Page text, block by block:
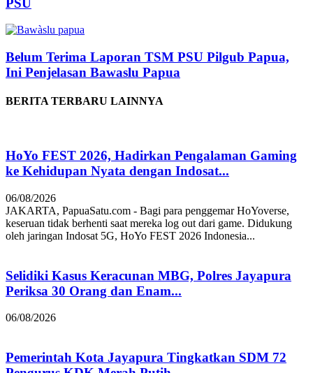
Belum Terima Laporan TSM PSU Pilgub Papua,
Ini Penjelasan Bawaslu Papua
BERITA TERBARU LAINNYA
HoYo FEST 2026, Hadirkan Pengalaman Gaming
ke Kehidupan Nyata dengan Indosat...
06/08/2026
JAKARTA, PapuaSatu.com - Bagi para penggemar HoYoverse,
keseruan tidak berhenti saat mereka log out dari game. Didukung
oleh jaringan Indosat 5G, HoYo FEST 2026 Indonesia...
Selidiki Kasus Keracunan MBG, Polres Jayapura
Periksa 30 Orang dan Enam...
06/08/2026
Pemerintah Kota Jayapura Tingkatkan SDM 72